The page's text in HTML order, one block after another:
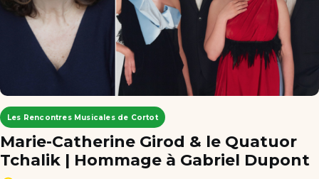
Les Rencontres Musicales de Cortot
Marie-Catherine Girod & le Quatuor
Tchalik | Hommage à Gabriel Dupont